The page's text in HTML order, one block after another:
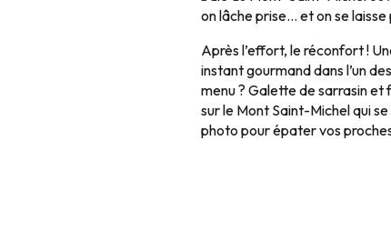
on lâche prise… et on se
Après l’effort, le réconfort !
instant gourmand dans l’un
menu ? Galette de sarrasin
sur le Mont Saint-Michel qui
photo pour épater vos